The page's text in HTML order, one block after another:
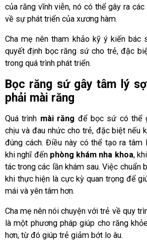
của răng vĩnh viễn, nó có thể gây ra
về sự phát triển của xương hàm.
Cha mẹ nên tham khảo kỹ ý kiến bác
quyết định bọc răng sứ cho trẻ, đặc
trong quá trình phát triển.
Bọc răng sứ gây tâm lý
phải mài răng
Quá trình mài răng để bọc sứ có thể
chịu và đau nhức cho trẻ, đặc biệt nếu
đúng cách. Điều này có thể tạo ra
khi nghĩ đến phòng khám nha khoa,
tác trong các lần khám sau. Việc chuẩn
khi thực hiện là cực kỳ quan trọng để
mái và yên tâm hơn.
Cha mẹ nên nói chuyện với trẻ về quy
là một phương pháp giúp cho răng
hơn, từ đó giúp trẻ giảm bớt lo âu.